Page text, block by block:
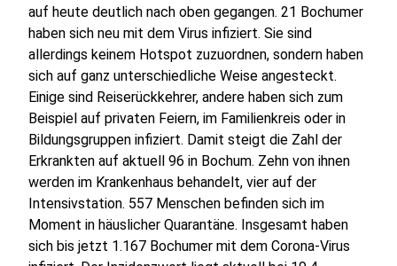
auf heute deutlich nach oben gegangen. 21 Bochumer
haben sich neu mit dem Virus infiziert. Sie sind
allerdings keinem Hotspot zuzuordnen, sondern haben
sich auf ganz unterschiedliche Weise angesteckt.
Einige sind Reiserückkehrer, andere haben sich zum
Beispiel auf privaten Feiern, im Familienkreis oder in
Bildungsgruppen infiziert. Damit steigt die Zahl der
Erkrankten auf aktuell 96 in Bochum. Zehn von ihnen
werden im Krankenhaus behandelt, vier auf der
Intensivstation. 557 Menschen befinden sich im
Moment in häuslicher Quarantäne. Insgesamt haben
sich bis jetzt 1.167 Bochumer mit dem Corona-Virus